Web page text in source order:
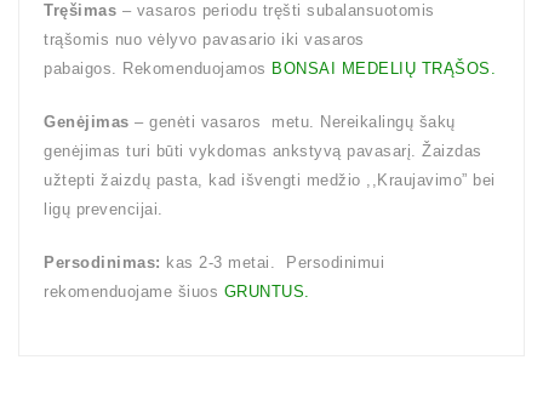
Tręšimas – vasaros periodu tręšti subalansuotomis
trąšomis nuo vėlyvo pavasario iki vasaros
pabaigos. Rekomenduojamos BONSAI MEDELIŲ TRĄŠOS.
Genėjimas – genėti vasaros metu. Nereikalingų šakų
genėjimas turi būti vykdomas ankstyvą pavasarį. Žaizdas
užtepti žaizdų pasta, kad išvengti medžio ,,Kraujavimo” bei
ligų prevencijai.
Persodinimas: kas 2-3 metai. Persodinimui
rekomenduojame šiuos GRUNTUS.